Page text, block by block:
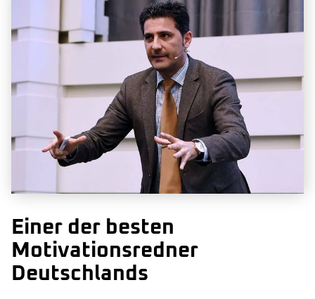
Einer der besten
Motivationsredner
Deutschlands